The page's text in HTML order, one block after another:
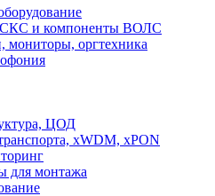
СКС и компоненты ВОЛС
мониторы, оргтехника
ЦОД
xWDM, xPON
для монтажа